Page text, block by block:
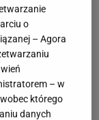
o
– Agora
– w
którego
danych